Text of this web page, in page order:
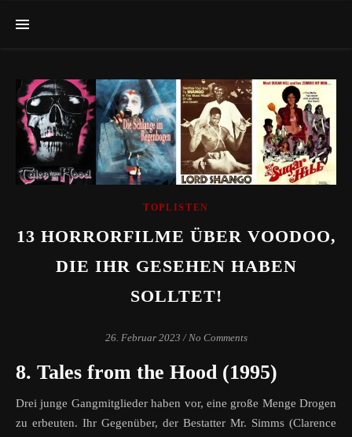
TOPLISTEN
13 HORRORFILME ÜBER VOODOO,
DIE IHR GESEHEN HABEN
SOLLTET!
26. Februar 2023 / No Comments
8. Tales from the Hood (1995)
Drei junge Gangmitglieder haben vor, eine große Menge Drogen
zu erbeuten. Ihr Gegenüber, der Bestatter Mr. Simms (Clarence